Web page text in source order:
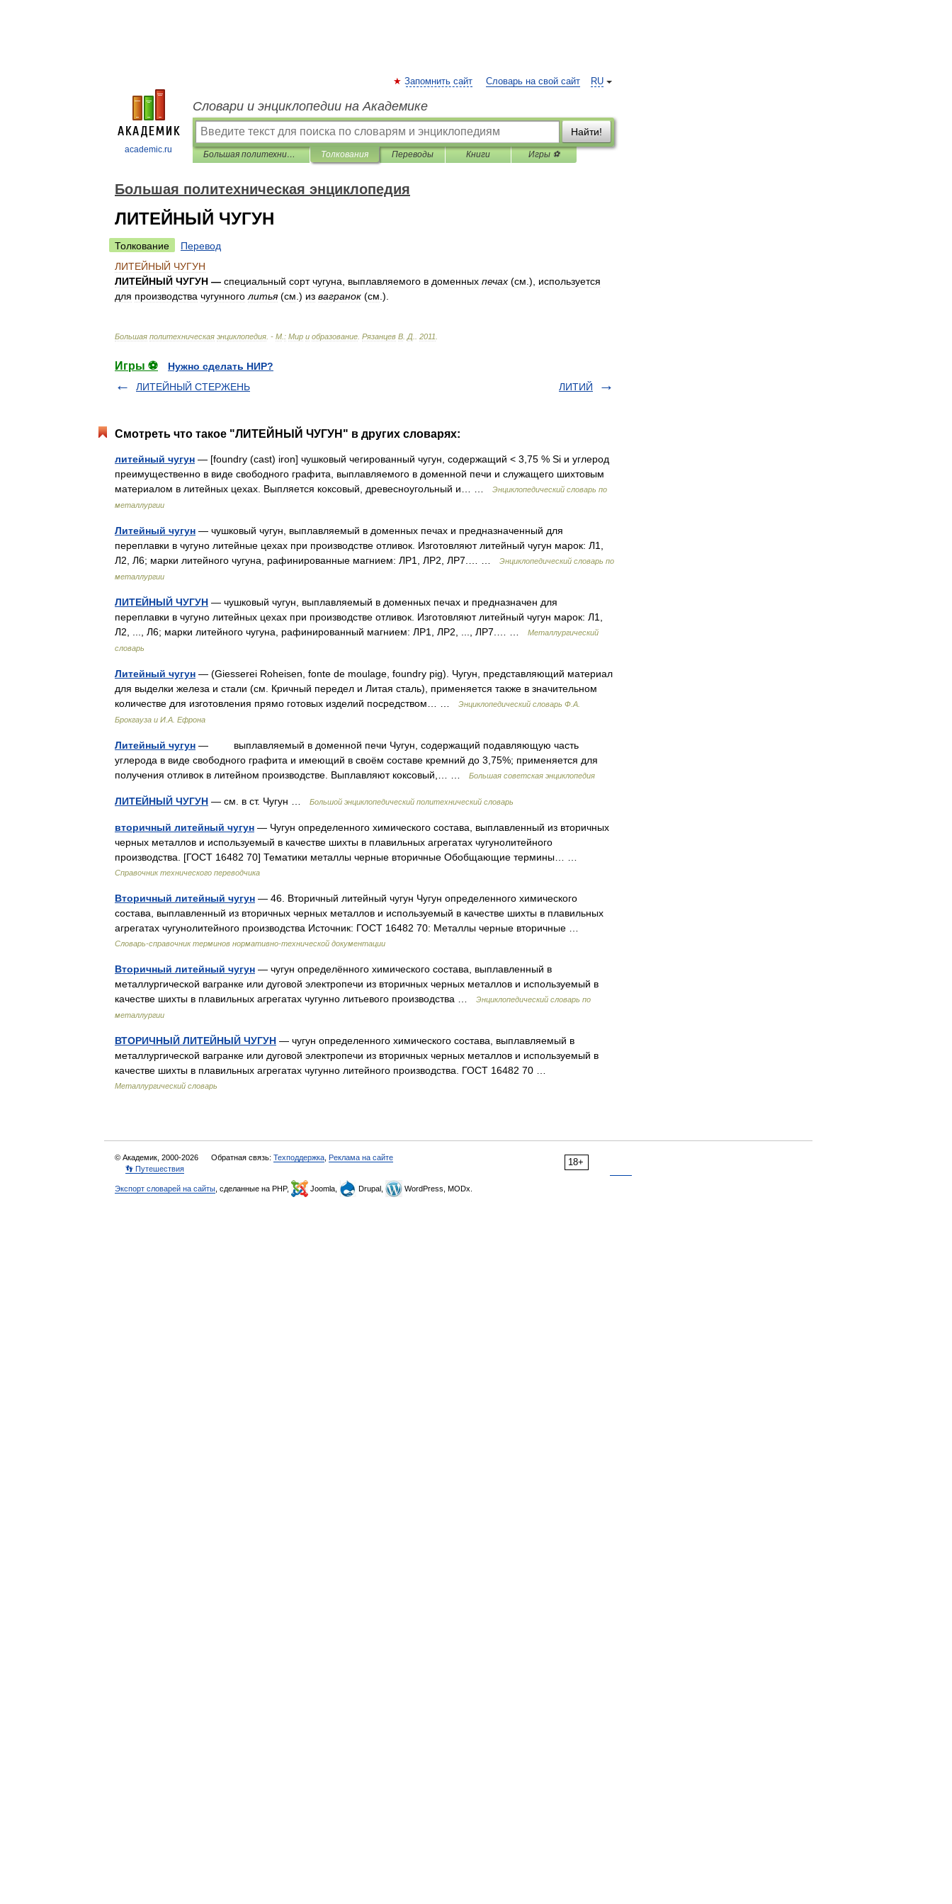
academic.ru
RU
Запомнить сайт Словарь на свой сайт
Словари и энциклопедии на Академике
Найти!
Большая политехническая энциклопедия Толкования Переводы Книги Игры ⚽
Большая политехническая энциклопедия
ЛИТЕЙНЫЙ ЧУГУН
Толкование
Перевод
ЛИТЕЙНЫЙ ЧУГУН
ЛИТЕЙНЫЙ ЧУГУН — специальный сорт чугуна выплавляемого в доменных печах (см .), используется
для производства чугунного литья(см .) из вагранок (см .).
Большая политехническая энциклопедия . - М : Мир и образование Рязанцев В Д 2011
Игры ⚽
Нужно сделать НИР?
ЛИТЕЙНЫЙ СТЕРЖЕНЬ
ЛИТИЙ
Смотреть что такое "ЛИТЕЙНЫЙ ЧУГУН" в других словарях:
литейный чугун — [foundry (cast) iron] чушковый чегированный чугун, содержащий < 3,75 % Si и углерод
преимущественно в виде свободного графита, выплавляемого в доменной печи и служащего шихтовым
материалом в литейных цехах. Выпляется коксовый, древесноугольный и… …
Энциклопедический словарь по
металлургии
Литейный чугун — чушковый чугун, выплавляемый в доменных печах и предназначенный для
переплавки в чугуно литейные цехах при производстве отливок. Изготовляют литейный чугун марок: Л1,
Л2, Л6; марки литейного чугуна, рафинированные магнием: ЛР1, ЛР2, ЛР7.… …
Энциклопедический словарь по
металлургии
ЛИТЕЙНЫЙ ЧУГУН — чушковый чугун, выплавляемый в доменных печах и предназначен для
переплавки в чугуно литейных цехах при производстве отливок. Изготовляют литейный чугун марок: Л1,
Л2, ..., Л6; марки литейного чугуна, рафинированный магнием: ЛР1, ЛР2, ..., ЛР7.… …
Металлургический
словарь
Литейный чугун — (Giesserei Roheisen, fonte de moulage, foundry pig). Чугун, представляющий материал
для выделки железа и стали (см. Кричный передел и Литая сталь), применяется также в значительном
количестве для изготовления прямо готовых изделий посредством… …
Энциклопедический словарь Ф.А.
Брокгауза и И.А. Ефрона
Литейный чугун — выплавляемый в доменной печи Чугун, содержащий подавляющую часть
углерода в виде свободного графита и имеющий в своём составе кремний до 3,75%; применяется для
получения отливок в литейном производстве. Выплавляют коксовый,… …
Большая советская энциклопедия
ЛИТЕЙНЫЙ ЧУГУН — см. в ст. Чугун … Большой энциклопедический политехнический словарь
вторичный литейный чугун — Чугун определенного химического состава, выплавленный из вторичных
черных металлов и используемый в качестве шихты в плавильных агрегатах чугунолитейного
производства. [ГОСТ 16482 70] Тематики металлы черные вторичные Обобщающие термины… …
Справочник технического переводчика
Вторичный литейный чугун — 46. Вторичный литейный чугун Чугун определенного химического
состава, выплавленный из вторичных черных металлов и используемый в качестве шихты в плавильных
агрегатах чугунолитейного производства Источник: ГОСТ 16482 70: Металлы черные вторичные …
Словарь-справочник терминов нормативно-технической документации
Вторичный литейный чугун — чугун определённого химического состава, выплавленный в
металлургической вагранке или дуговой электропечи из вторичных черных металлов и используемый в
качестве шихты в плавильных агрегатах чугунно литьевого производства …
Энциклопедический словарь по
металлургии
ВТОРИЧНЫЙ ЛИТЕЙНЫЙ ЧУГУН — чугун определенного химического состава, выплавляемый в
металлургической вагранке или дуговой электропечи из вторичных черных металлов и используемый в
качестве шихты в плавильных агрегатах чугунно литейного производства. ГОСТ 16482 70 …
Металлургический словарь
18+
© Академик, 2000-2026 Обратная связь: Техподдержка Реклама на сайте
👣 Путешествия
Экспорт словарей на сайты , сделанные на PHP, Joomla, Drupal, WordPress, MODx.